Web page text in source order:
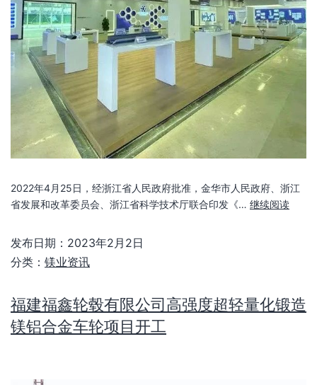
2022年4月25日，经浙江省人民政府批准，金华市人民政府、浙江
省发展和改革委员会、浙江省科学技术厅联合印发《… 继续阅读
发布日期： 2023年2月2日
分类： 镁业资讯
福建福鑫轮毂有限公司高强度超轻量化锻造
镁铝合金车轮项目开工